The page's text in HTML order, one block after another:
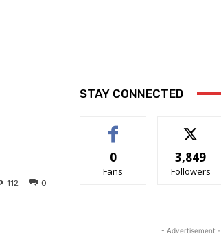
0
112
STAY CONNECTED
0
Fans
3,849
Followers
- Advertisement -